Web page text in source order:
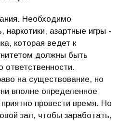
Необходимо
наркотики, азартные игры -
которая ведет к
должны быть
ответственности.
на существование, но
вполне определенное
провести время. Но
зал, чтобы заработать,